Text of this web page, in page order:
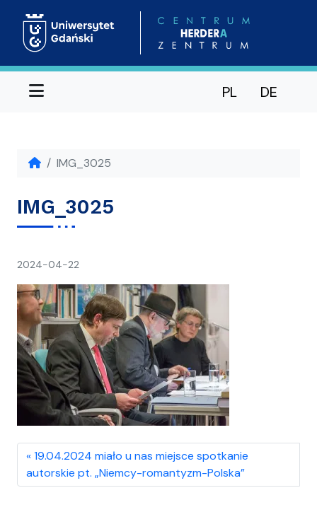
Menu PL DE
IMG_3025
IMG_3025
2024-04-22
19.04.2024 miało u nas miejsce spotkanie
autorskie pt. „Niemcy-romantyzm-Polska”